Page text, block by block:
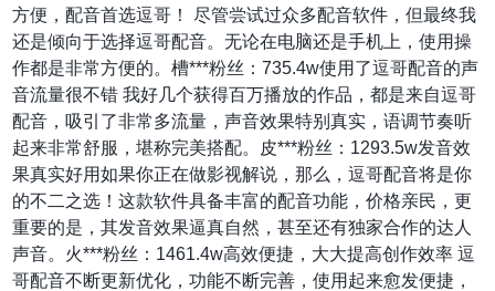
方便，配音首选逗哥！ 尽管尝试过众多配音软件，但最终我
还是倾向于选择逗哥配音。无论在电脑还是手机上，使用操
作都是非常方便的。槽***粉丝：735.4w使用了逗哥配音的声
音流量很不错 我好几个获得百万播放的作品，都是来自逗哥
配音，吸引了非常多流量，声音效果特别真实，语调节奏听
起来非常舒服，堪称完美搭配。皮***粉丝：1293.5w发音效
果真实好用如果你正在做影视解说，那么，逗哥配音将是你
的不二之选！这款软件具备丰富的配音功能，价格亲民，更
重要的是，其发音效果逼真自然，甚至还有独家合作的达人
声音。火***粉丝：1461.4w高效便捷，大大提高创作效率 逗
哥配音不断更新优化，功能不断完善，使用起来愈发便捷，